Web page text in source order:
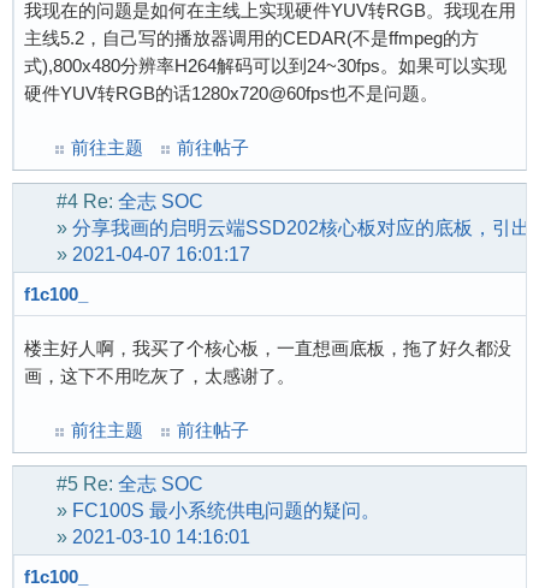
我现在的问题是如何在主线上实现硬件YUV转RGB。我现在用
主线5.2，自己写的播放器调用的CEDAR(不是ffmpeg的方
式),800x480分辨率H264解码可以到24~30fps。如果可以实现
硬件YUV转RGB的话1280x720@60fps也不是问题。
前往主题 前往帖子
#4 Re: 全志 SOC
» 分享我画的启明云端SSD202核心板对应的底板，引
» 2021-04-07 16:01:17
f1c100_
楼主好人啊，我买了个核心板，一直想画底板，拖了好久都没
画，这下不用吃灰了，太感谢了。
前往主题 前往帖子
#5 Re: 全志 SOC
» FC100S 最小系统供电问题的疑问。
» 2021-03-10 14:16:01
f1c100_